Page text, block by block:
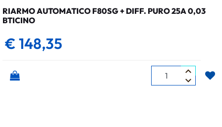
RIARMO AUTOMATICO F80SG + DIFF. PURO 25A 0,03
BTICINO
€ 148,35
Quantità